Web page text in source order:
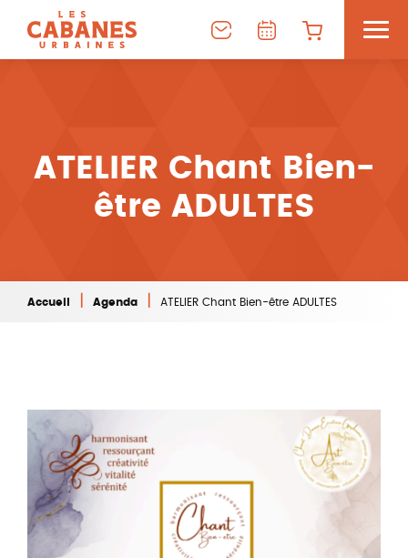
ATELIER Chant Bien-
être ADULTES
Accueil Agenda ATELIER Chant Bien-être ADULTES